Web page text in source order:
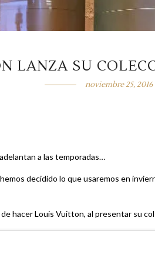
LANZA SU
noviembre 25, 2016
a las temporadas…
decidido lo que usaremos en
hacer Louis Vuitton, al presentar su